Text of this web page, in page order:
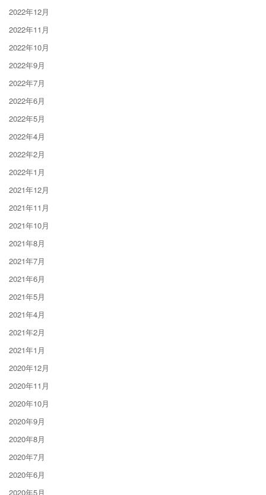
2022年12月
2022年11月
2022年10月
2022年9月
2022年7月
2022年6月
2022年5月
2022年4月
2022年2月
2022年1月
2021年12月
2021年11月
2021年10月
2021年8月
2021年7月
2021年6月
2021年5月
2021年4月
2021年2月
2021年1月
2020年12月
2020年11月
2020年10月
2020年9月
2020年8月
2020年7月
2020年6月
2020年5月